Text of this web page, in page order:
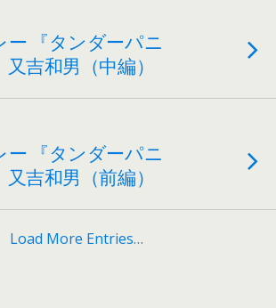
『タンダーパニ
吉和男（中編）
『タンダーパニ
吉和男（前編）
Load More Entries…